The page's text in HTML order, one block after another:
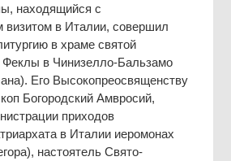
находящийся с
визитом в Италии, совершил
в храме святой
в Чинизелло-Бальзамо
Его Высокопреосвященству
Богородский Амвросий,
приходов
в Италии иеромонах
настоятель Свято-